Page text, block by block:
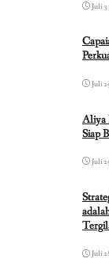
Juli
Juli
Aliya
Siap
Juli
Juli